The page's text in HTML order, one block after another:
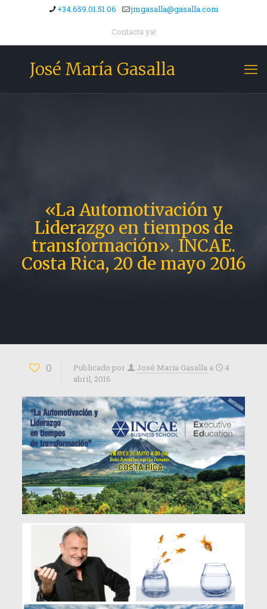
+34.659.01.51.06 jmgasalla@gasalla.com
Contacta ya!
José María Gasalla
«La Automotivación y
Liderazgo en tiempos de
transformación». INCAE.
Costa Rica, 20 de mayo 2016
0 Publicado por José María Gasalla a
4
abril, 2016